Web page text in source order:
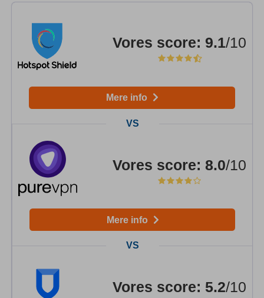
Vores score: 9.1/10
Mere info
Vores score: 8.0/10
Mere info
Vores score: 5.2/10